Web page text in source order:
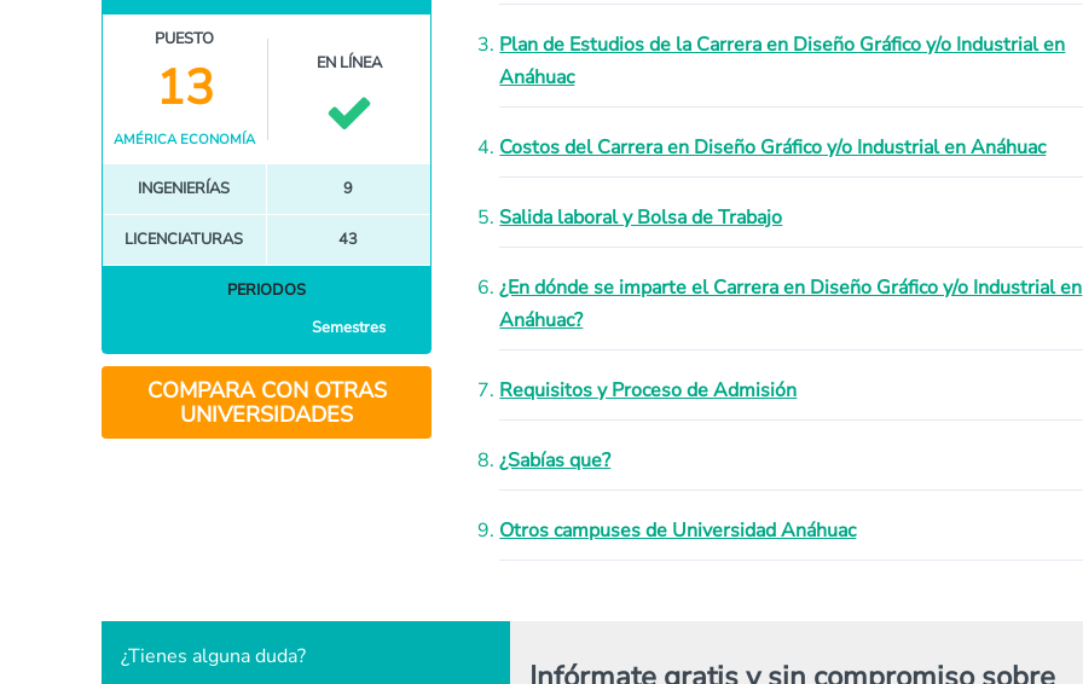
PUESTO
13
AMÉRICA ECONOMÍA
EN LÍNEA
INGENIERÍAS 9
LICENCIATURAS 43
PERIODOS
Semestres
COMPARA CON OTRAS
UNIVERSIDADES
Plan de Estudios de la Carrera en Diseño Gráfico y/o Industrial en
Anáhuac
Costos del Carrera en Diseño Gráfico y/o Industrial en Anáhuac
Salida laboral y Bolsa de Trabajo
¿En dónde se imparte el Carrera en Diseño Gráfico y/o Industrial en
Anáhuac?
Requisitos y Proceso de Admisión
¿Sabías que?
Otros campuses de Universidad Anáhuac
¿Tienes alguna duda?
Infórmate gratis y sin compromiso sobre